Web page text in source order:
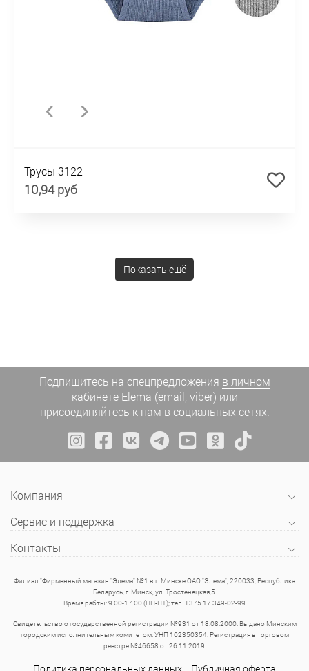
Трусы 3122
10,94 руб
Показать ещё
Подпишитесь на спецпредложения в личном
кабинете Elema (email, viber) или
присоединяйтесь к нам в социальных сетях.
Компания
Сервис и поддержка
Контакты
Филиал "Фирменный магазин "Элема" №1 в г. Минске ОАО "Элема", 220033, Республика
Беларусь, г. Минск, ул. Тростенецкая,5.
Время рабты: 9.00-17.00 (ПН-ПТ); тел. +375 17 349-02-99
Свидетельство о государственной регистрации №931 от 18.08.2000. Выдано Минским
городским исполнительным комитетом. УНП 102350354. Регистрация в торговом
реестре №46658 от 26.11.2019.